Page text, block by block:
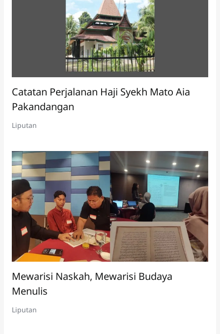
Catatan Perjalanan Haji Syekh Mato Aia
Pakandangan
Liputan
Mewarisi Naskah, Mewarisi Budaya
Menulis
Liputan